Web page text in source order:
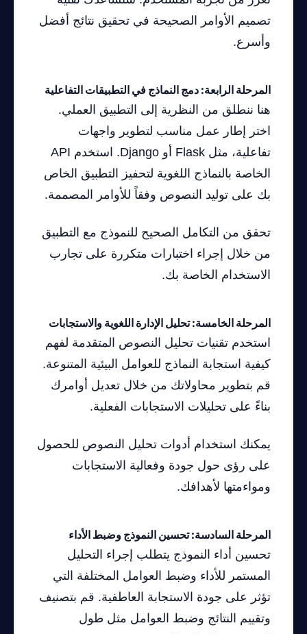
تصميم الأوامر الصحيحة في تحقيق نتائج أفضل
وأسرع.
المرحلة الرابعة: دمج النماذج في التطبيقات التفاعلية
هنا ننطلق من النظرية إلى التطبيق العملي.
اختر إطار عمل مناسب لتطوير واجهات
تفاعلية، مثل Flask أو Django. استخدم API
الخاصة بالنماذج اللغوية لتحفيز التطبيق الخاص
بك على توليد النصوص وفقاً للأوامر المصممة.
تحقق من التكامل الصحيح للنموذج مع التطبيق
من خلال إجراء اختبارات متكررة على تجارب
الاستخدام الخاصة بك.
المرحلة الخامسة: تحليل الإدارة اللغوية والاستجابات
استخدم تقنيات تحليل النصوص المتقدمة لفهم
كيفية استجابة النماذج للعوامل البيئية المتنوعة.
قم بتطوير محاولاتك من خلال تعديل أوامرك
بناءً على تحليلات الاستجابات الفعلية.
يمكنك استخدام أدوات تحليل النصوص للحصول
على رؤى حول جودة وفعالية الاستجابات
ومواءمتها لأهدافك.
المرحلة السادسة: تحسين النموذج وضبط الأداء
تحسين أداء النموذج يتطلب إجراء التحليل
المستمر للأداء وضبط العوامل المختلفة التي
تؤثر على جودة الاستجابة العاطفية. قم بتصنيف
وتقييم النتائج وضبط العوامل مثل طول